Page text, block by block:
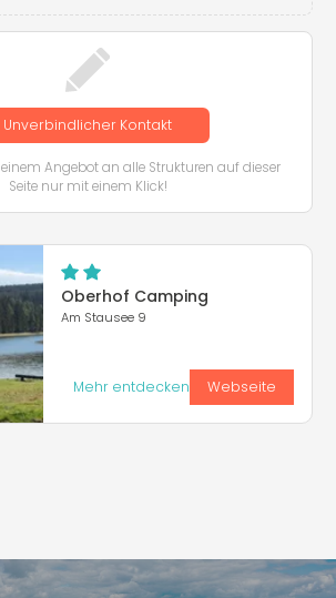
Unverbindlicher Kontakt
Angebot an alle Strukturen auf dieser
Seite nur mit einem Klick!
Oberhof Camping
Am Stausee 9
Mehr entdecken Webseite